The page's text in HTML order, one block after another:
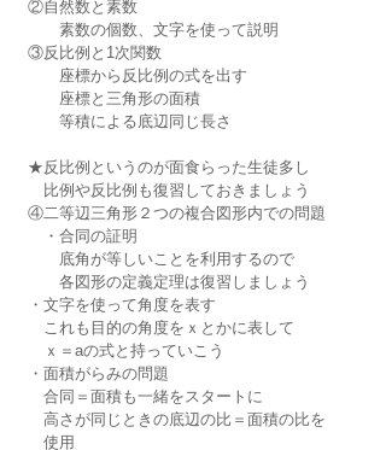
②自然数と素数
素数の個数、文字を使って説明
③反比例と1次関数
座標から反比例の式を出す
座標と三角形の面積
等積による底辺同じ長さ
★反比例というのが面食らった生徒多し
比例や反比例も復習しておきましょう
④二等辺三角形２つの複合図形内での問題
・合同の証明
底角が等しいことを利用するので
各図形の定義定理は復習しましょう
・文字を使って角度を表す
これも目的の角度をｘとかに表して
ｘ＝aの式と持っていこう
・面積がらみの問題
合同＝面積も一緒をスタートに
高さが同じときの底辺の比＝面積の比を
使用